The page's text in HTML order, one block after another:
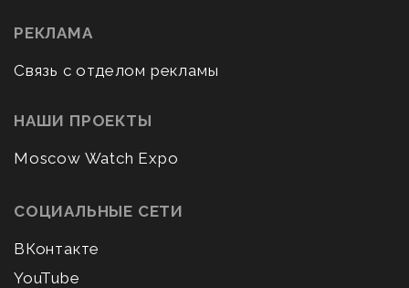
РЕКЛАМА
Связь с отделом рекламы
НАШИ ПРОЕКТЫ
Moscow Watch Expo
СОЦИАЛЬНЫЕ СЕТИ
ВКонтакте
YouTube